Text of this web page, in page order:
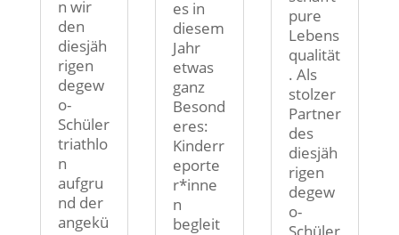
n wir
den
diesjäh
rigen
degew
o-
Schüler
triathlo
n
aufgru
nd der
angekü
es in
diesem
Jahr
etwas
ganz
Besond
eres:
Kinderr
eporte
r*inne
n
begleit
pure
Lebens
qualität
. Als
stolzer
Partner
des
diesjäh
rigen
degew
o-